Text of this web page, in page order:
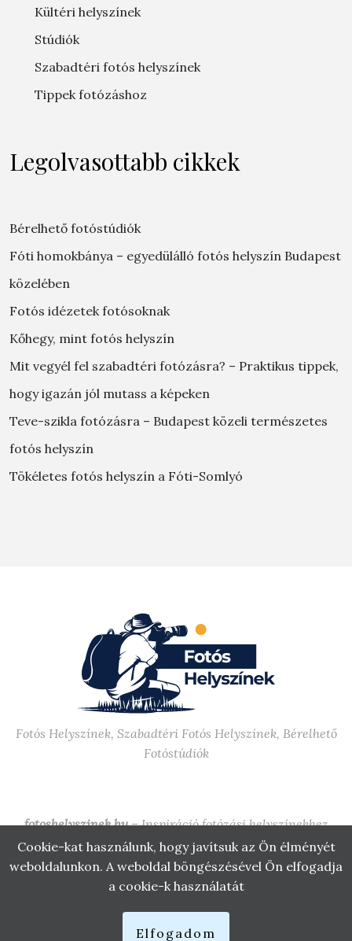
Kültéri helyszínek
Stúdiók
Szabadtéri fotós helyszínek
Tippek fotózáshoz
Legolvasottabb cikkek
Bérelhető fotóstúdiók
Fóti homokbánya – egyedülálló fotós helyszín Budapest
közelében
Fotós idézetek fotósoknak
Kőhegy, mint fotós helyszín
Mit vegyél fel szabadtéri fotózásra? – Praktikus tippek,
hogy igazán jól mutass a képeken
Teve-szikla fotózásra – Budapest közeli természetes
fotós helyszín
Tökéletes fotós helyszín a Fóti-Somlyó
Fotós Helyszínek, Szabadtéri Fotós Helyszínek, Bérelhető
Fotóstúdiók
fotoshelyszinek.hu– Inspiráció fotózási helyszínekhez
Budapesten, vidéken, stúdióban és szabadtéren.
Impresszum·Adatvédelmi nyilatkozat·Cookie tájékoztató
-->
© 2025 fotoshelyszinek.hu – Minden jog
Cookie-kat használunk, hogy javítsuk az Ön élményét
weboldalunkon. A weboldal böngészésével Ön elfogadja
a cookie-k használatát
Elfogadom